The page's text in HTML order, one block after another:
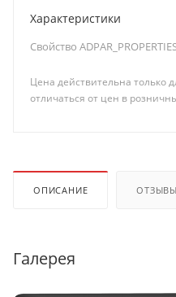
Характеристики
Свойство
Цена действительна только
отличаться от цен в
ОПИСАНИЕ ОТЗЫВЫ
Галерея